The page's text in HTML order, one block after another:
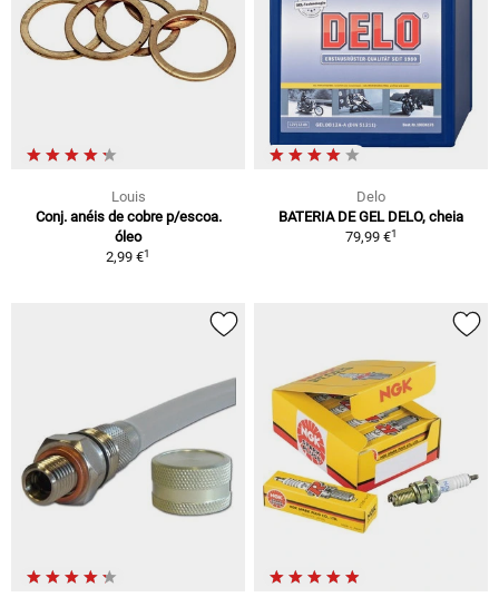
Louis
Conj. anéis de cobre p/escoa.
óleo
2,99 €1
Delo
BATERIA DE GEL DELO, cheia
79,99 €1